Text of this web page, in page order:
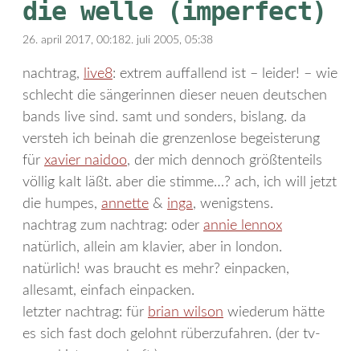
die welle (imperfect)
26. april 2017, 00:182. juli 2005, 05:38
nachtrag, live8: extrem auffallend ist – leider! – wie
schlecht die sängerinnen dieser neuen deutschen
bands live sind. samt und sonders, bislang. da
versteh ich beinah die grenzenlose begeisterung
für xavier naidoo, der mich dennoch größtenteils
völlig kalt läßt. aber die stimme…? ach, ich will jetzt
die humpes, annette & inga, wenigstens.
nachtrag zum nachtrag: oder annie lennox
natürlich, allein am klavier, aber in london.
natürlich! was braucht es mehr? einpacken,
allesamt, einfach einpacken.
letzter nachtrag: für brian wilson wiederum hätte
es sich fast doch gelohnt rüberzufahren. (der tv-